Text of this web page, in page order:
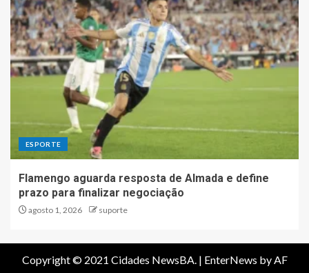
ESPORTE
Flamengo aguarda resposta de Almada e define
prazo para finalizar negociação
agosto 1, 2026 suporte
Copyright © 2021 Cidades NewsBA. | EnterNews by AF